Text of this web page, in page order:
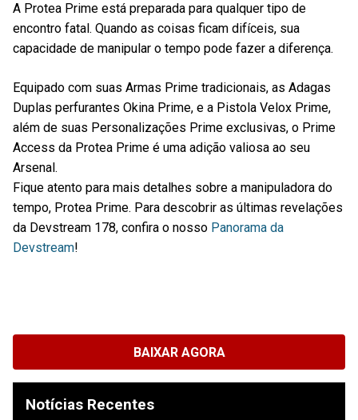
A Protea Prime está preparada para qualquer tipo de
encontro fatal. Quando as coisas ficam difíceis, sua
capacidade de manipular o tempo pode fazer a diferença.
Equipado com suas Armas Prime tradicionais, as Adagas
Duplas perfurantes Okina Prime, e a Pistola Velox Prime,
além de suas Personalizações Prime exclusivas, o Prime
Access da Protea Prime é uma adição valiosa ao seu
Arsenal.
Fique atento para mais detalhes sobre a manipuladora do
tempo, Protea Prime. Para descobrir as últimas revelações
da Devstream 178, confira o nosso Panorama da
Devstream!
BAIXAR AGORA
Notícias Recentes